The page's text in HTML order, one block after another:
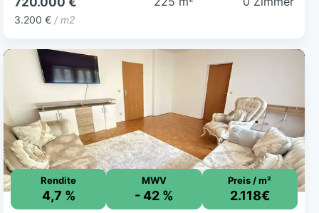
3.200 € / m2
Rendite
4,7 %
MWV
- 42 %
Preis / m²
2.118€